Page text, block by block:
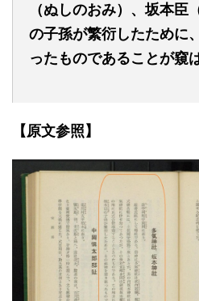
（ぬしのおみ）、坂本臣
の子孫が繁衍したために
ったものであることが窺
【原文参照】